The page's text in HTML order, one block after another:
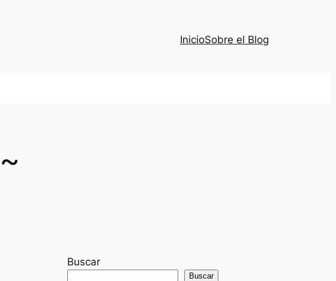
InicioSobre el Blog
~
Buscar
Buscar